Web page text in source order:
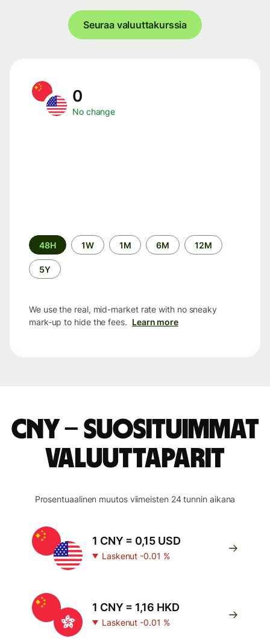
Seuraa valuuttakurssia
0
No change
Time
period
48H 1W 1M 6M 12M
5Y
We use the real, mid-market rate with no sneaky
mark-up to hide the fees. Learn more
CNY – suosituimmat
valuuttaparit
Prosentuaalinen muutos viimeisten 24 tunnin aikana
1 CNY = 0,15 USD
Laskenut -0.01 %
1 CNY = 1,16 HKD
Laskenut -0.01 %